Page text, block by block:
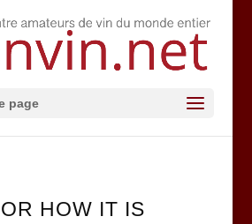
page
HOW IT IS